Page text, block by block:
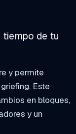
de tu
y permite
Este
en bloques,
y un